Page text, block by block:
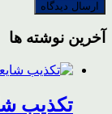
آخرین نوشته ها
تکذیب